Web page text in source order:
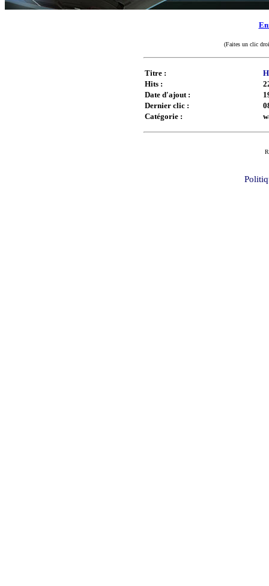
(Faites un clic
Titre :
Hits :
Date d'ajout :
Dernier clic :
Catégorie :